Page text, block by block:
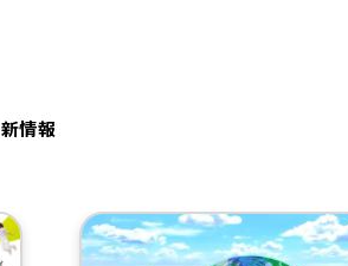
情報
（新規タブで開きます）